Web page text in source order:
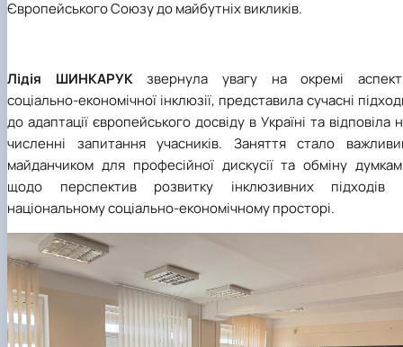
Європейського Союзу до майбутніх викликів.
Лідія ШИНКАРУК звернула увагу наокремі аспект
соціально-економічної інклюзії, представила сучасні
до адаптації європейського досвіду в Україні та відповіла
численні запитання учасників. Заняття стало
майданчиком для професійної дискусії та обміну
щодо перспектив розвитку інклюзивних підходів
національному соціально-економічному просторі.